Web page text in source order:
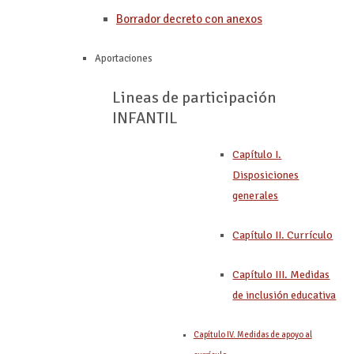
Borrador decreto con anexos
Aportaciones
Lineas de participación
INFANTIL
Capítulo I.
Disposiciones
generales
Capítulo II. Currículo
Capítulo III. Medidas
de inclusión educativa
Capítulo IV. Medidas de apoyo al